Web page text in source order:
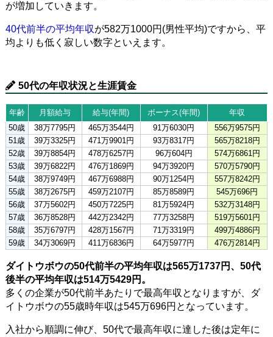
が増加していきます。
40代前半の平均年収が582万1000円(男性平均)ですから、平
均よりも低く寂しい数字といえます。
50代の年収状況と生涯賃金
年齢 月額給与 給与(年間) ボーナス(年間)
年収
50歳
38万7795円 465万3544円 91万6030円
556万9575円
51歳
39万3325円 471万9901円 93万8317円
565万8218円
52歳
39万8854円 478万6257円 96万604円
574万6861円
53歳
39万6822円 476万1869円 94万3920円
570万5790円
54歳
38万9749円 467万6988円 90万1254円
557万8242円
55歳
38万2675円 459万2107円 85万8589円
545万696円
56歳
37万5602円 450万7225円 81万5924円
532万3148円
57歳
36万8528円 442万2342円 77万3258円
519万5601円
58歳
35万6797円 428万1567円 71万3319円
499万4886円
59歳
34万3069円 411万6836円 64万5977円 476万2814円
ダイトウボウの50代前半の平均年収は565万1737円、50代
後半の平均年収は514万5429円。
多くの企業が50代前半あたりで最高年収となりますが、ダ
イトウボウの55歳時年収は545万696円となっています。
入社から順調に伸び、50代で最高年収に達した後は定年に